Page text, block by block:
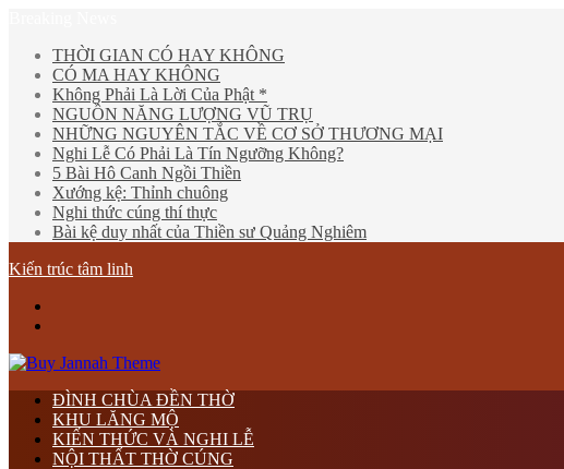
THỜI GIAN CÓ HAY KHÔNG
CÓ MA HAY KHÔNG
Không Phải Là Lời Của Phật *
NGUỒN NĂNG LƯỢNG VŨ TRỤ
NHỮNG NGUYÊN TẮC VỀ CƠ SỞ THƯƠNG MẠI
Nghi Lễ Có Phải Là Tín Ngưỡng Không?
5 Bài Hô Canh Ngồi Thiền
Xướng kệ: Thỉnh chuông
Nghi thức cúng thí thực
Bài kệ duy nhất của Thiền sư Quảng Nghiêm
Kiến trúc tâm linh
ĐÌNH CHÙA ĐỀN THỜ
KHU LĂNG MỘ
KIẾN THỨC VÀ NGHI LỄ
NỘI THẤT THỜ CÚNG